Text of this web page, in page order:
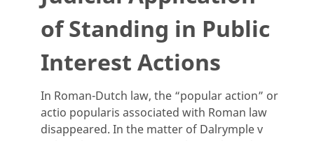
of Standing in Public
Interest Actions
In Roman-Dutch law, the “popular action” or
actio popularis associated with Roman law
disappeared. In the matter of Dalrymple v